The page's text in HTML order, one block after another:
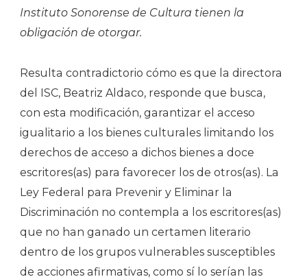
Instituto Sonorense de Cultura tienen la
obligación de otorgar.
Resulta contradictorio cómo es que la directora
del ISC, Beatriz Aldaco, responde que busca,
con esta modificación, garantizar el acceso
igualitario a los bienes culturales limitando los
derechos de acceso a dichos bienes a doce
escritores(as) para favorecer los de otros(as). La
Ley Federal para Prevenir y Eliminar la
Discriminación no contempla a los escritores(as)
que no han ganado un certamen literario
dentro de los grupos vulnerables susceptibles
de acciones afirmativas, como sí lo serían las